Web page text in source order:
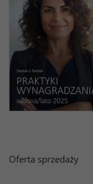
Oferta sprzedaży